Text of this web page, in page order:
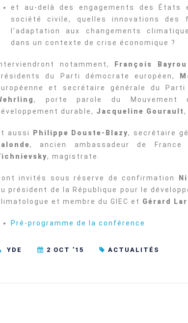
et au-delà des engagements des
société civile, quelles innovations des
l’adaptation aux changements
dans un contexte de crise économique ?
notamment, François Bayrou
du Parti démocrate européen,
et secrétaire générale du
, porte parole du Mouvement
durable, Jacqueline Gourault,
aussi Philippe Douste-Blazy, secrétaire
, ancien ambassadeur de
, magistrate.
invités sous réserve de confirmation
président de la République pour le
et membre du GIEC et Gérard
Pré-programme de la conférence
YDE 2 OCT ’15 ACTUALITÉS